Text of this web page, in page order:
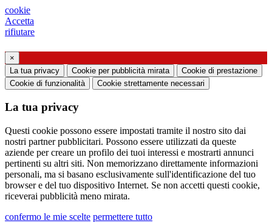
Richiesta di supporto o di progettazione
illuminotecnica
Richiesta di webinar o training formativo sui
prodotti Ghidini & Lucitalia
Manifestazione del consenso (art. 7 Regolamento
UE n. 2016/679)
Dichiaro di aver preso visione dell’informativa
al trattamento dei dati personali
Acconsento al trattamento dei miei dati
personali per ricevere comunicazioni commerciali
o di marketing da Ghidini Lighting Srl
cookie
Accetta
rifiutare
×
La tua privacy
Cookie per pubblicità mirata
Cookie di prestazione
Cookie di funzionalità
Cookie strettamente necessari
La tua privacy
Questi cookie possono essere impostati tramite il nostro sito dai
nostri partner pubblicitari. Possono essere utilizzati da queste
aziende per creare un profilo dei tuoi interessi e mostrarti annunci
pertinenti su altri siti. Non memorizzano direttamente informazioni
personali, ma si basano esclusivamente sull'identificazione del tuo
browser e del tuo dispositivo Internet. Se non accetti questi cookie,
riceverai pubblicità meno mirata.
confermo le mie scelte permettere tutto